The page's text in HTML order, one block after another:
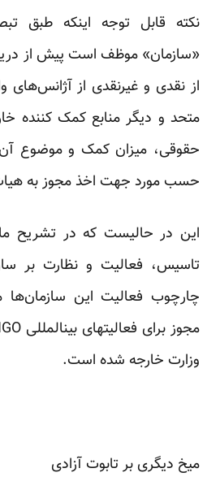
نکته قابل توجه اینکه طبق
«سازمان» موظف است پیش از
از نقدی و غیرنقدی از آژانس‌های
متحد و دیگر منابع کمک کننده
حقوقی، میزان کمک و موضوع
حسب مورد جهت اخذ مجوز به هیات
تاسیس، فعالیت و نظارت بر
چارچوب فعالیت این
وزارت خارجه شده است.
میخ دیگری بر تابوت آزادی